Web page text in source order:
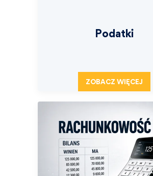
Podatki
ZOBACZ WIĘCEJ